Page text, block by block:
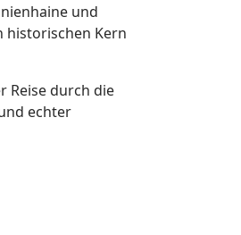
und
historischen Kern
Reise durch die
echter